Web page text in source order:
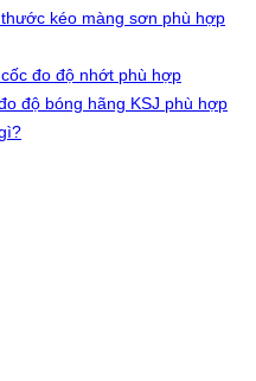
kéo màng sơn phù hợp
đo độ nhớt phù hợp
độ bóng hãng KSJ phù hợp